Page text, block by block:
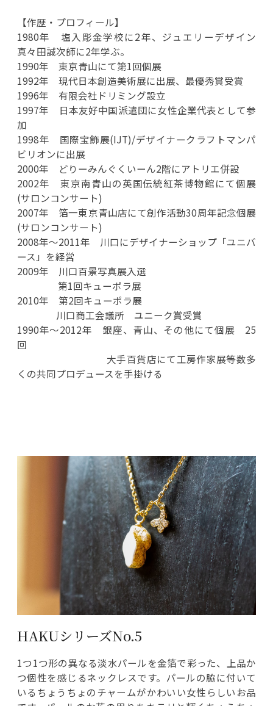
【作歴・プロフィール】
1980年 塩入彫金学校に2年、ジュエリーデザイン
真々田誠次師に2年学ぶ。
1990年 東京青山にて第1回個展
1992年 現代日本創造美術展に出展、最優秀賞受賞
1996年 有限会社ドリミング設立
1997年 日本友好中国派遣団に女性企業代表として参
加
1998年 国際宝飾展(IJT)/デザイナークラフトマンパ
ビリオンに出展
2000年 どりーみんぐくいーん2階にアトリエ併設
2002年 東京南青山の英国伝統紅茶博物館にて個展
(サロンコンサート)
2007年 箔一東京青山店にて創作活動30周年記念個展
(サロンコンサート)
2008年～2011年 川口にデザイナーショップ「ユニバ
ース」を経営
2009年 川口百景写真展入選
第1回キューポラ展
2010年 第2回キューポラ展
川口商工会議所 ユニーク賞受賞
1990年～2012年 銀座、青山、その他にて個展 25
回
大手百貨店にて工房作家展等数多
くの共同プロデュースを手掛ける
HAKUシリーズNo.5
1つ1つ形の異なる淡水パールを金箔で彩った、上品か
つ個性を感じるネックレスです。パールの脇に付いて
いるちょうちょのチャームがかわいい女性らしいお品